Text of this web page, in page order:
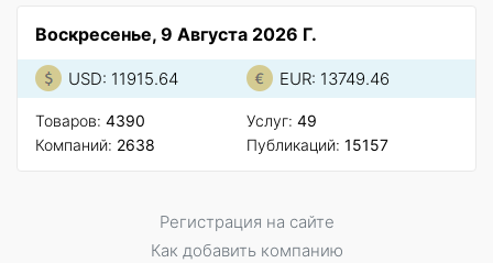
Воскресенье, 9 Августа 2026 Г.
USD: 11915.64 EUR: 13749.46
Товаров: 4390
Компаний: 2638
Услуг: 49
Публикаций: 15157
Регистрация на сайте
Как добавить компанию